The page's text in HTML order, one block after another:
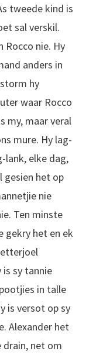
tweede kind is
sal verskil.
Rocco nie. Hy
anders in
hy
waar Rocco
my, maar veral
mure. Hy lag-
lank, elke dag,
gesien het op
nie
Ten minste
gekry het en ek
is sy tannie
in talle
is versot op sy
Alexander het
net om